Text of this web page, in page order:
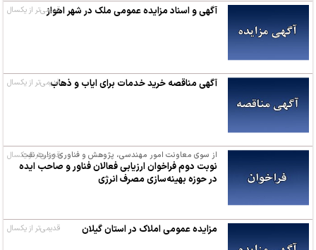
آگهی و اسناد مزایده عمومی ملک در شهر اهوازقدیمی‌تر از یکسال
آگهی مناقصه خرید خدمات برای ایاب و ذهابقدیمی‌تر از یکسال
از سوی معاونت امور مهندسی، پژوهش و فناوری وزارت نفت
نوبت دوم فراخوان ارزیابی فعالان فناور و صاحب ایده
در حوزه بهینه‌سازی مصرف انرژی
قدیمی‌تر از یکسال
مزایده عمومی املاک در استان گیلان قدیمی‌تر از یکسال